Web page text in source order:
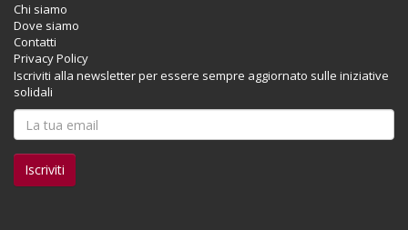
Chi siamo
Dove siamo
Contatti
Privacy Policy
Iscriviti alla newsletter per essere sempre aggiornato sulle iniziative
solidali
Iscriviti